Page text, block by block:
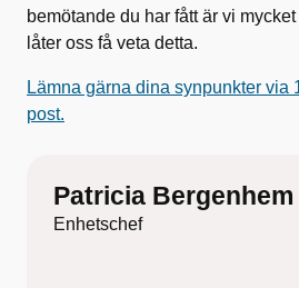
bemötande du har fått är vi
låter oss få veta detta.
Lämna gärna dina synpunkter via
post.
Patricia Bergenhem
Enhetschef